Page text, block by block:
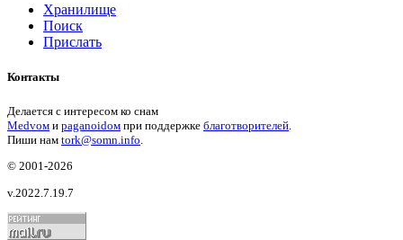
Хранилище
Поиск
Прислать
Контакты
Делается с интересом ко снам
Medvом и paganoidом при поддержке благотворителей
Пиши нам tork@somn.info
© 2001-2026
v.2022.7.19.7